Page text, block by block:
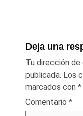
Deja una
Tu dirección
publicada. Los
marcados con *
Comentario *